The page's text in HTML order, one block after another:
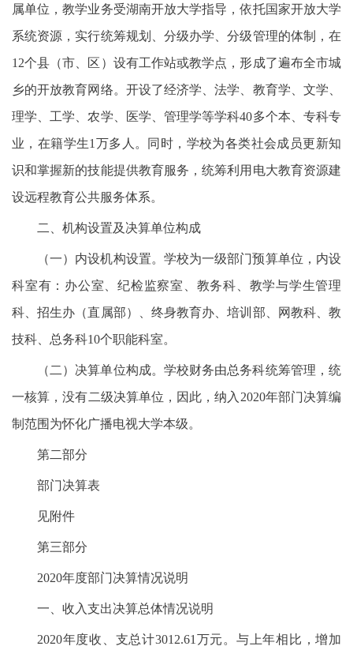
属单位，教学业务受湖南开放大学指导，依托国家开放大学
系统资源，实行统筹规划、分级办学、分级管理的体制，在
12个县（市、区）设有工作站或教学点，形成了遍布全市城
乡的开放教育网络。开设了经济学、法学、教育学、文学、
理学、工学、农学、医学、管理学等学科40多个本、专科专
业，在籍学生1万多人。同时，学校为各类社会成员更新知
识和掌握新的技能提供教育服务，统筹利用电大教育资源建
设远程教育公共服务体系。
二、机构设置及决算单位构成
（一）内设机构设置。学校为一级部门预算单位，内设
科室有：办公室、纪检监察室、教务科、教学与学生管理
科、招生办（直属部）、终身教育办、培训部、网教科、教
技科、总务科10个职能科室。
（二）决算单位构成。学校财务由总务科统筹管理，统
一核算，没有二级决算单位，因此，纳入2020年部门决算编
制范围为怀化广播电视大学本级。
第二部分
部门决算表
见附件
第三部分
2020年度部门决算情况说明
一、收入支出决算总体情况说明
2020年度收、支总计3012.61万元。与上年相比，增加